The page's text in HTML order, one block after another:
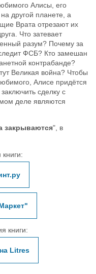
Алисы, его
другой планете, а
Врата отрезают их
Что затевает
разум? Почему за
ФСБ? Кто замешан
контрабанде?
Великая война? Чтобы
Алисе придётся
сделку с
деле являются
закрываются", в
книги:
Litres